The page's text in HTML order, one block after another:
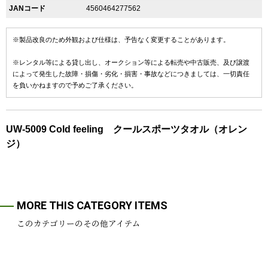
JANコード 4560464277562
※製品改良のため外観および仕様は、予告なく変更することがあります。
※レンタル等による貸し出し、オークション等による転売や中古販売、及び譲渡
によって発生した故障・損傷・劣化・損害・事故などにつきましては、一切責任
を負いかねますので予めご了承ください。
UW-5009 Cold feeling クールスポーツタオル（オレン
ジ）
MORE THIS CATEGORY ITEMS
このカテゴリーのその他アイテム